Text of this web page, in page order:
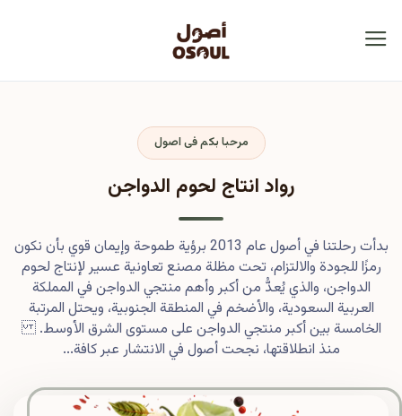
مرحبا بكم فى اصول
رواد انتاج لحوم الدواجن
بدأت رحلتنا في أصول عام 2013 برؤية طموحة وإيمان قوي بأن نكون
رمزًا للجودة والالتزام، تحت مظلة مصنع تعاونية عسير لإنتاج لحوم
الدواجن، والذي يُعدُّ من أكبر وأهم منتجي الدواجن في المملكة
العربية السعودية، والأضخم في المنطقة الجنوبية، ويحتل المرتبة
الخامسة بين أكبر منتجي الدواجن على مستوى الشرق الأوسط.
منذ انطلاقتها، نجحت أصول في الانتشار عبر كافة...